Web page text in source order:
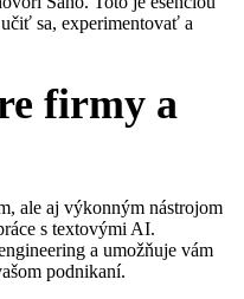
sa, experimentovať a
firmy a
ale aj výkonným nástrojom
s textovými AI.
a umožňuje vám
podnikaní.